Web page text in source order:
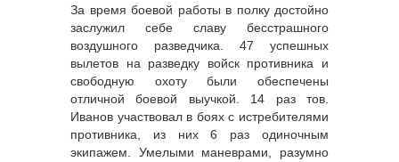
За время боевой работы в полку достойно
заслужил себе славу бесстрашного
воздушного разведчика. 47 успешных
вылетов на разведку войск противника и
свободную охоту были обеспечены
отличной боевой выучкой. 14 раз тов.
Иванов участвовал в боях с истребителями
противника, из них 6 раз одиночным
экипажем. Умелыми маневрами, разумно